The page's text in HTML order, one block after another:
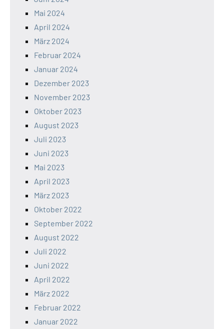
Mai 2024
April 2024
März 2024
Februar 2024
Januar 2024
Dezember 2023
November 2023
Oktober 2023
August 2023
Juli 2023
Juni 2023
Mai 2023
April 2023
März 2023
Oktober 2022
September 2022
August 2022
Juli 2022
Juni 2022
April 2022
März 2022
Februar 2022
Januar 2022